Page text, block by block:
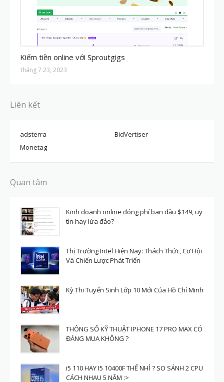
Kiếm tiền online với Sproutgigs
tháng 7 23, 2023
Liên kết
adsterra
BidVertiser
Monetag
Quan tâm
Kinh doanh online đóng phí ban đầu $149, uy
tín hay lừa đảo?
Thị Trường Intel Hiện Nay: Thách Thức, Cơ Hội
Và Chiến Lược Phát Triển
Kỳ Thi Tuyển Sinh Lớp 10 Mới Của Hồ Chí Minh
THÔNG SỐ KỸ THUẬT IPHONE 17 PRO MAX CÓ
ĐÁNG MUA KHÔNG ?
i5 110 HAY I5 10400F THẾ NHỈ ? SO SÁNH 2 CPU
CÁCH NHAU 5 NĂM :>